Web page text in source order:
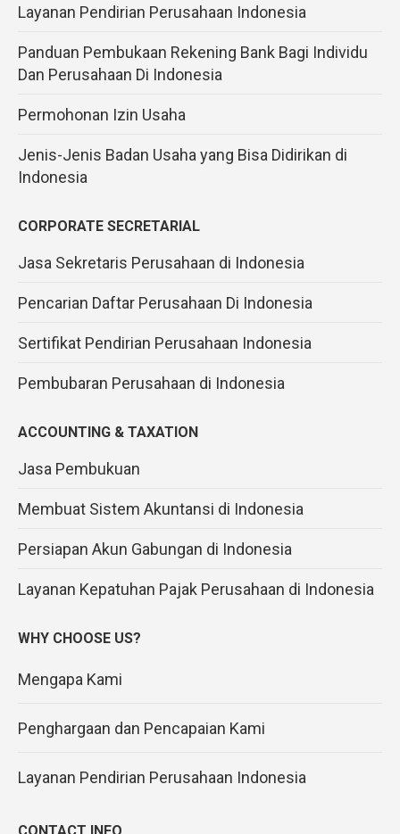
Layanan Pendirian Perusahaan Indonesia
Panduan Pembukaan Rekening Bank Bagi Individu
Dan Perusahaan Di Indonesia
Permohonan Izin Usaha
Jenis-Jenis Badan Usaha yang Bisa Didirikan di
Indonesia
CORPORATE SECRETARIAL
Jasa Sekretaris Perusahaan di Indonesia
Pencarian Daftar Perusahaan Di Indonesia
Sertifikat Pendirian Perusahaan Indonesia
Pembubaran Perusahaan di Indonesia
ACCOUNTING & TAXATION
Jasa Pembukuan
Membuat Sistem Akuntansi di Indonesia
Persiapan Akun Gabungan di Indonesia
Layanan Kepatuhan Pajak Perusahaan di Indonesia
WHY CHOOSE US?
Mengapa Kami
Penghargaan dan Pencapaian Kami
Layanan Pendirian Perusahaan Indonesia